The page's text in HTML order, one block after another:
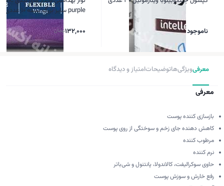
ناموجود
purple سایز بزرگ بسته 10 عددی
132,000تومان
معرفیویژگی‌هاتوضیحاتامتیاز و دیدگاه
معرفی
بازسازی کننده پوست
کاهش دهنده جای زخم و سوختگی از روی پوست
مرطوب کننده
نرم کننده
حاوی سوکرالیفت، کالاندولا، پانتنول و شی‌باتر
رفع خارش و سوزش پوست